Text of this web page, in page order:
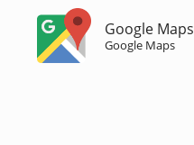
Google Maps
Google Maps